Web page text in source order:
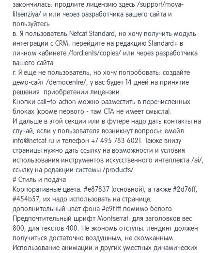
закончилась: продлите лицензию здесь /support/moya-
litsenziya/ и или через разработчика вашего сайта и
пользуйтесь.
в. Я пользователь Netcat Standard, но хочу получить модуль
интеграции с CRM: перейдите на редакцию Standard+ в
личном кабинете /forclients/copies/ или через разработчика
вашего сайта.
г. Я еще не пользователь, но хочу попробовать: создайте
демо-сайт /democentre/, у вас будет 14 дней на принятие
решения приобретении лицензии.
Кнопки call=to-action можно разместить в перечисленных
блоках (кроме первого - там CTA не имеет смысла).
И дальше в этой секции или в футере надо дать контакты на
случай, если у пользователя возникнут вопросы: емейл
info@netcat.ru и телефон +7 495 783 6021. Также внизу
страницы нужно дать ссылку на возможности и условия
использования инструментов искусственного интеллекта /ai/,
ссылку на редакции системы /products/.
# Стиль и подача
Корпоративные цвета: #e87837 (основной), а также #2d76ff,
#454b57, их надо использовать на странице;
дополнительный цвет фона #e9f1ff помимо белого.
Предпочтительный шрифт Montserrat: для заголовков вес
800, для текстов 400. Не экономь отступы: лендинг должен
получиться достаточно воздушным, не скомканным.
Использование анимации и других уместных динамических